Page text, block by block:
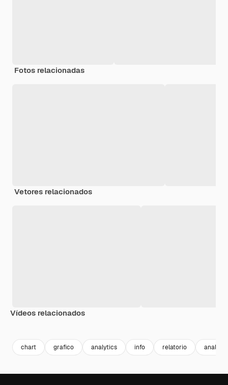
Fotos relacionadas
Vetores relacionados
Vídeos relacionados
chart grafico analytics info relatorio analise